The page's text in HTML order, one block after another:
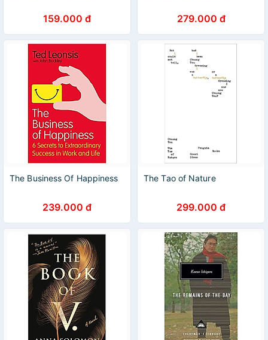
159.000 đ 279.000 đ
The Business Of Happiness
239.000 đ
The Tao of Nature
299.000 đ